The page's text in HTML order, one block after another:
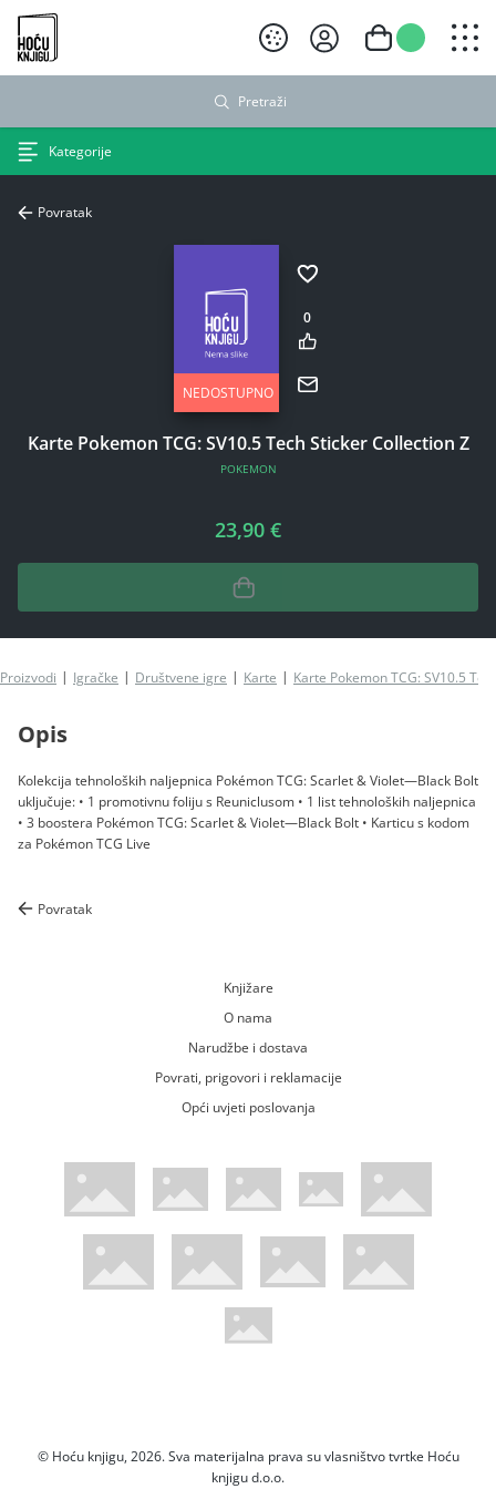
Hoću knjigu crni logo
Pretraži
Kategorije
Povratak
NEDOSTUPNO
0
Karte Pokemon TCG: SV10.5 Tech Sticker Collection Z
POKEMON
23,90 €
Proizvodi Igračke Društvene igre Karte Karte Pokemon TCG: SV10.5
Opis
Kolekcija tehnoloških naljepnica Pokémon TCG: Scarlet & Violet—Black Bolt
uključuje: • 1 promotivnu foliju s Reuniclusom • 1 list tehnoloških naljepnica
• 3 boostera Pokémon TCG: Scarlet & Violet—Black Bolt • Karticu s kodom
za Pokémon TCG Live
Povratak
Knjižare
O nama
Narudžbe i dostava
Povrati, prigovori i reklamacije
Opći uvjeti poslovanja
WsPay web stranicaMaestro web stranicaMastercard web stranicaAmerican Express web stranica
Visa web stranica
Diners web stranicaTrustwave certificiranoMastercard sigurnosni kod web
Pci Dss certificirano
Verified by Visa web stranica
© Hoću knjigu, 2026. Sva materijalna prava su vlasništvo tvrtke Hoću
knjigu d.o.o.